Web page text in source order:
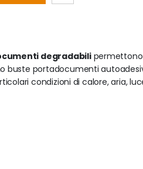
degradabilipermettono
buste portadocumenti
condizioni di calore, aria,